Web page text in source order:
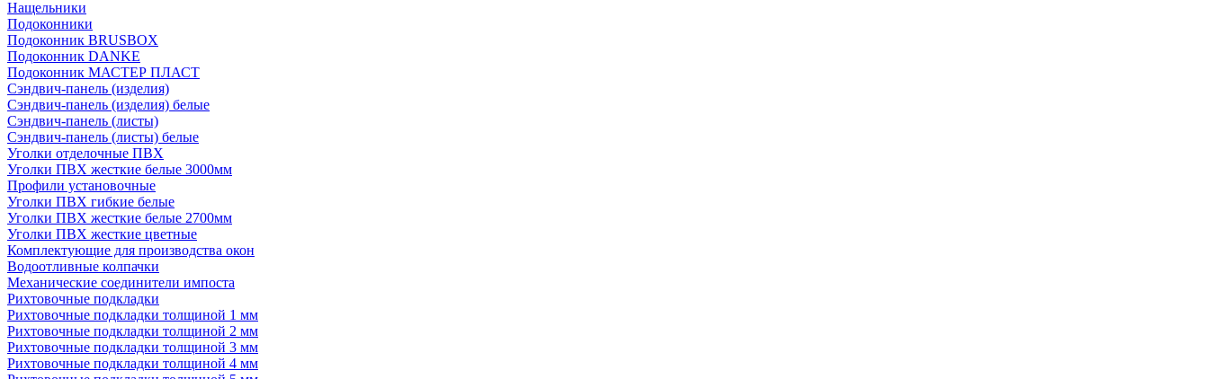
Нащельники
Подоконники
Подоконник BRUSBOX
Подоконник DANKE
Подоконник МАСТЕР ПЛАСТ
Сэндвич-панель (изделия)
Сэндвич-панель (изделия) белые
Сэндвич-панель (листы)
Сэндвич-панель (листы) белые
Уголки отделочные ПВХ
Уголки ПВХ жесткие белые 3000мм
Профили установочные
Уголки ПВХ гибкие белые
Уголки ПВХ жесткие белые 2700мм
Уголки ПВХ жесткие цветные
Комплектующие для производства окон
Водоотливные колпачки
Механические соединители импоста
Рихтовочные подкладки
Рихтовочные подкладки толщиной 1 мм
Рихтовочные подкладки толщиной 2 мм
Рихтовочные подкладки толщиной 3 мм
Рихтовочные подкладки толщиной 4 мм